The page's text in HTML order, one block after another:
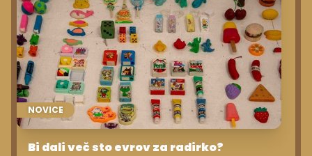
NOVICE
Bi dali več sto evrov za radirko?